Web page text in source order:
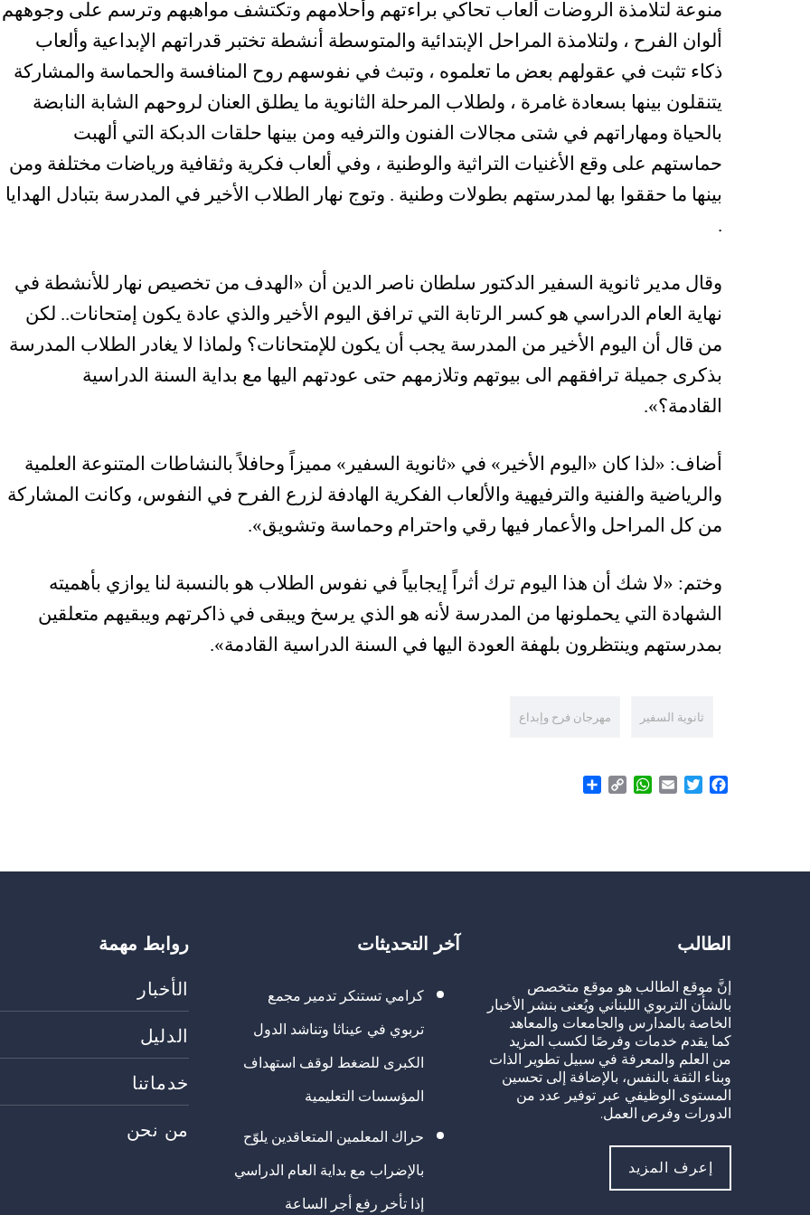
منوعة لتلامذة الروضات ألعاب تحاكي براءتهم وأحلامهم وتكتشف مواهبهم وترسم على وجوههم
ألوان الفرح ، ولتلامذة المراحل الإبتدائية والمتوسطة أنشطة تختبر قدراتهم الإبداعية وألعاب
ذكاء تثبت في عقولهم بعض ما تعلموه ، وتبث في نفوسهم روح المنافسة والحماسة والمشاركة
يتنقلون بينها بسعادة غامرة ، ولطلاب المرحلة الثانوية ما يطلق العنان لروحهم الشابة النابضة
بالحياة ومهاراتهم في شتى مجالات الفنون والترفيه ومن بينها حلقات الدبكة التي ألهبت
حماستهم على وقع الأغنيات التراثية والوطنية ، وفي ألعاب فكرية وثقافية ورياضات مختلفة ومن
بينها ما حققوا بها لمدرستهم بطولات وطنية . وتوج نهار الطلاب الأخير في المدرسة بتبادل الهدايا
.
وقال مدير ثانوية السفير الدكتور سلطان ناصر الدين أن « الهدف من تخصيص نهار للأنشطة في
نهاية العام الدراسي هو كسر الرتابة التي ترافق اليوم الأخير والذي عادة يكون إمتحانات.. لكن
من قال أن اليوم الأخير من المدرسة يجب أن يكون للإمتحانات؟ ولماذا لا يغادر الطلاب المدرسة
بذكرى جميلة ترافقهم الى بيوتهم وتلازمهم حتى عودتهم اليها مع بداية السنة الدراسية
القادمة؟»
.
أضاف: «لذا كان « اليوم الأخير » في «ثانوية السفير » مميزاً وحافلاً بالنشاطات المتنوعة العلمية
والرياضية والفنية والترفيهية والألعاب الفكرية الهادفة لزرع الفرح في النفوس، وكانت المشاركة
من كل المراحل والأعمار فيها رقي واحترام وحماسة وتشويق»
.
وختم: «لا شك أن هذا اليوم ترك أثراً إيجابياً في نفوس الطلاب هو بالنسبة لنا يوازي بأهميته
الشهادة التي يحملونها من المدرسة لأنه هو الذي يرسخ ويبقى في ذاكرتهم ويبقيهم متعلقين
بمدرستهم وينتظرون بلهفة العودة اليها في السنة الدراسية القادمة»
.
ثانوية السفير مهرجان فرح وإبداع
Facebook
Twitter
Email
WhatsApp
Copy
الطالب
إنَّ موقع الطالب هو موقع متخصص
بالشأن التربوي اللبناني ويُعنى بنشر الأخبار
الخاصة بالمدارس والجامعات والمعاهد
كما يقدم خدمات وفرصًا لكسب المزيد
من العلم والمعرفة في سبيل تطوير الذات
وبناء الثقة بالنفس، بالإضافة إلى تحسين
المستوى الوظيفي عبر توفير عدد من
الدورات وفرص العمل.
إعرف المزيد
آخر التحديثات
كرامي تستنكر تدمير مجمع
تربوي في عيناثا وتناشد الدول
الكبرى للضغط لوقف استهداف
المؤسسات التعليمية
حراك المعلمين المتعاقدين يلوّح
بالإضراب مع بداية العام الدراسي
إذا تأخر رفع أجر الساعة
روابط مهمة
الأخبار
الدليل
خدماتنا
من نحن